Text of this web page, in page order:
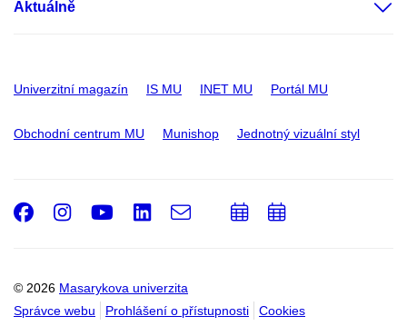
Aktuálně
Univerzitní magazín IS MU INET MU Portál MU
Obchodní centrum MU Munishop Jednotný vizuální styl
© 2026 Masarykova univerzita
Správce webu
Prohlášení o přístupnosti Cookies
Facebook
Instagram
Youtube
LinkedIn
e-
PřidatPřidat